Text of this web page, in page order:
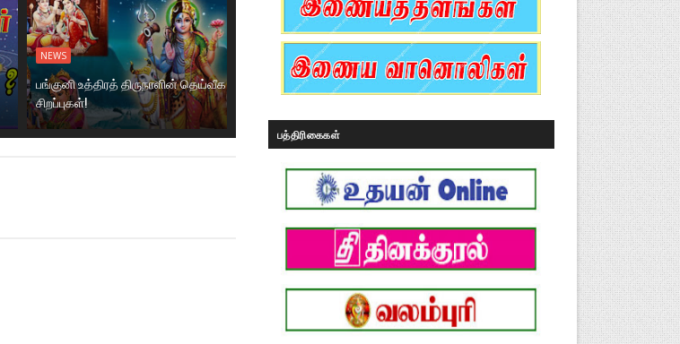
NEWS
பங்குனி உத்திரத் திருநாளின் தெய்வீக
சிறப்புகள்!
பத்திரிகைகள்